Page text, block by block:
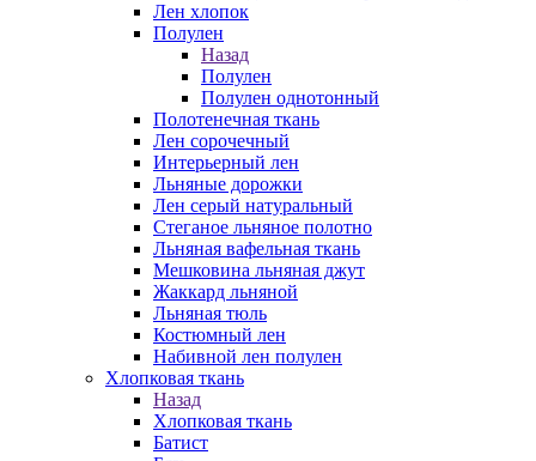
Лен хлопок
Полулен
Назад
Полулен
Полулен однотонный
Полотенечная ткань
Лен сорочечный
Интерьерный лен
Льняные дорожки
Лен серый натуральный
Стеганое льняное полотно
Льняная вафельная ткань
Мешковина льняная джут
Жаккард льняной
Льняная тюль
Костюмный лен
Набивной лен полулен
Хлопковая ткань
Назад
Хлопковая ткань
Батист